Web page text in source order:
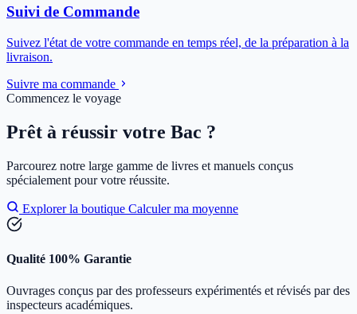
Suivi de Commande
Suivez l'état de votre commande en temps réel, de la préparation à la
livraison.
Suivre ma commande
Commencez le voyage
Prêt à réussir votre Bac ?
Parcourez notre large gamme de livres et manuels conçus
spécialement pour votre réussite.
Explorer la boutique Calculer ma moyenne
Qualité 100% Garantie
Ouvrages conçus par des professeurs expérimentés et révisés par des
inspecteurs académiques.